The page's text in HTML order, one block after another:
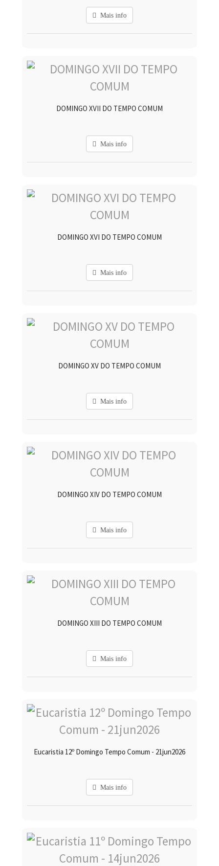
Mais info
DOMINGO XVII DO TEMPO COMUM
Mais info
DOMINGO XVI DO TEMPO COMUM
Mais info
DOMINGO XV DO TEMPO COMUM
Mais info
DOMINGO XIV DO TEMPO COMUM
Mais info
DOMINGO XIII DO TEMPO COMUM
Mais info
Eucaristia 12º Domingo Tempo Comum - 21jun2026
Mais info